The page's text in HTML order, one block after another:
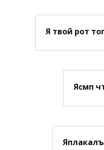
Я твой рот
Ясмп